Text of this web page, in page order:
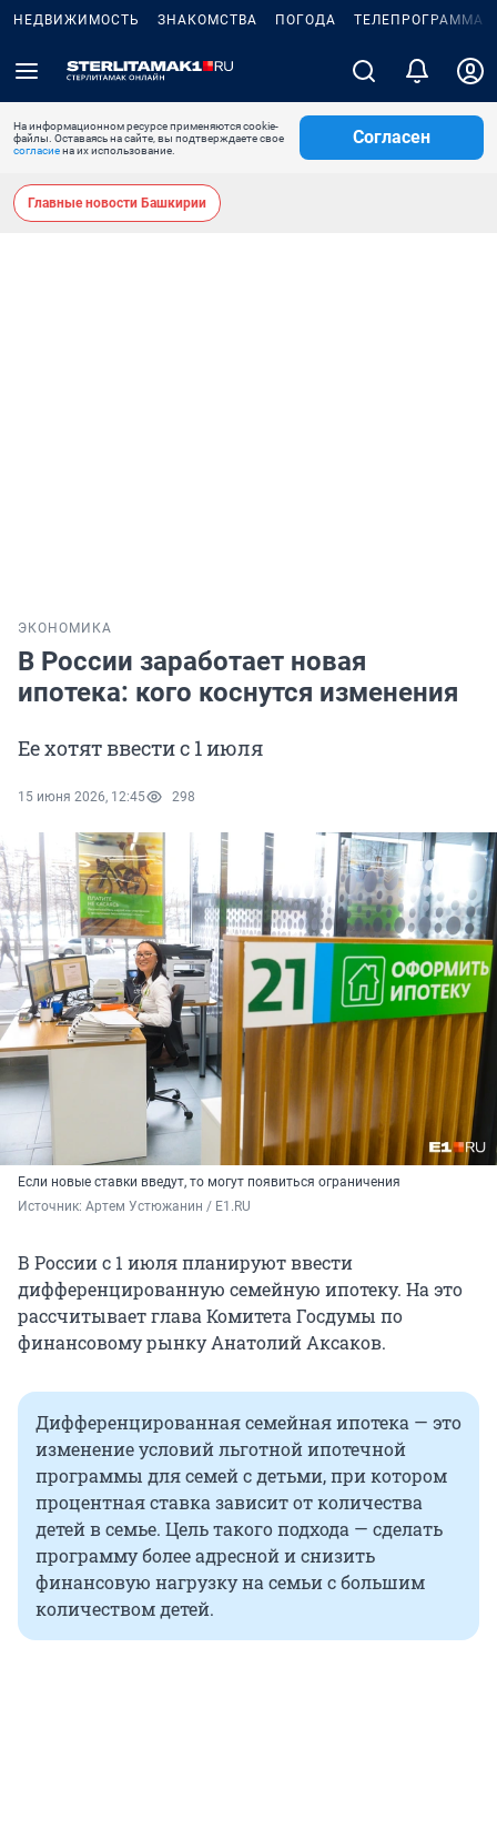
НЕДВИЖИМОСТЬ ЗНАКОМСТВА ПОГОДА ТЕЛЕПРОГРАММА
На информационном ресурсе применяются cookie-
файлы. Оставаясь на сайте, вы подтверждаете свое
согласиена их использование.
Согласен
Главные новости Башкирии
ЭКОНОМИКА
В России заработает новая
ипотека: кого коснутся изменения
Ее хотят ввести с 1 июля
15 июня 2026, 12:45 298
Если новые ставки введут, то могут появиться ограничения
Источник: Артем Устюжанин / E1.RU
В России с 1 июля планируют ввести
дифференцированную семейную ипотеку. На это
рассчитывает глава Комитета Госдумы по
финансовому рынку Анатолий Аксаков.
Дифференцированная семейная ипотека — это
изменение условий льготной ипотечной
программы для семей с детьми, при котором
процентная ставка зависит от количества
детей в семье. Цель такого подхода — сделать
программу более адресной и снизить
финансовую нагрузку на семьи с большим
количеством детей.